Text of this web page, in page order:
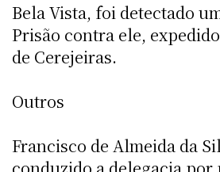
Bela Vista, foi detectado
Prisão contra ele,
de Cerejeiras.
Outros
Francisco de Almeida da
conduzido a delegacia por